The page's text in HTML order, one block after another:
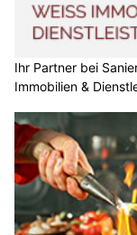
Ihr Partner bei
Immobilien &